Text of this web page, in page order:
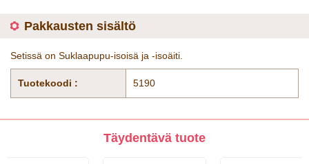
Pakkausten sisältö
Setissä on Suklaapupu-isoisä ja -isoäiti.
Tuotekoodi : 5190
Täydentävä tuote